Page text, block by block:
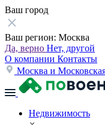
Ваш город
Ваш регион: Москва
Да, верно Нет, другой
О компании Контакты
Москва и
Недвижимость